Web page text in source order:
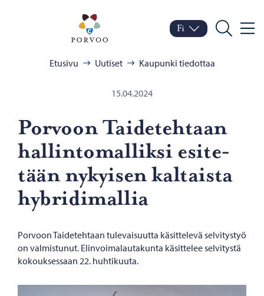
Porvoo – Siirry
Vaihda kieltä
Nykyinen kieli: Suomi
Fi
Hae
Etusivu Uutiset Kaupunki tiedottaa
15.04.2024
Por­voon Tai­de­teh­taan
hal­lin­to­mal­lik­si esi­te­
tään ny­kyi­sen kal­tais­ta
hy­bri­di­mal­lia
Porvoon Taidetehtaan tulevaisuutta käsittelevä selvitystyö
on valmistunut. Elinvoimalautakunta käsittelee selvitystä
kokouksessaan 22. huhtikuuta.